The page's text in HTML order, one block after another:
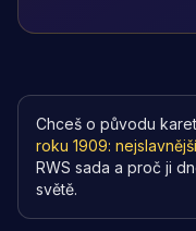
Chceš o původu
roku 1909:
RWS sada a proč ji
světě.